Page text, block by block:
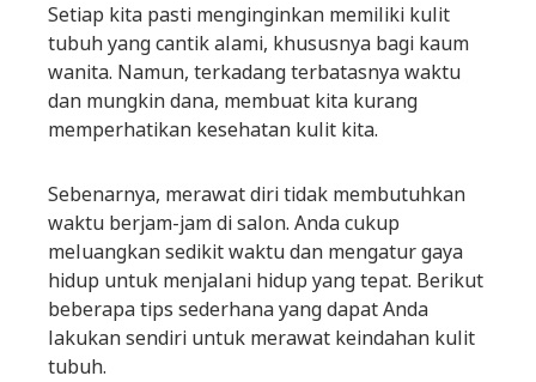
Setiap kita pasti menginginkan memiliki kulit
tubuh yang cantik alami, khususnya bagi kaum
wanita. Namun, terkadang terbatasnya waktu
dan mungkin dana, membuat kita kurang
memperhatikan kesehatan kulit kita.
Sebenarnya, merawat diri tidak membutuhkan
waktu berjam-jam di salon. Anda cukup
meluangkan sedikit waktu dan mengatur gaya
hidup untuk menjalani hidup yang tepat. Berikut
beberapa tips sederhana yang dapat Anda
lakukan sendiri untuk merawat keindahan kulit
tubuh.